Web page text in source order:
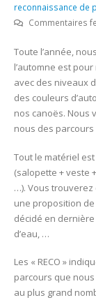
reconnaissance de
Commentaires
Toute l’année,
l’automne est
avec des niveaux
des couleurs
nos canoës. Nous
nous des parcours
Tout le matériel
(salopette + veste
…). Vous
une proposition
décidé en
d’eau, …
Les « RECO »
parcours que
au plus grand